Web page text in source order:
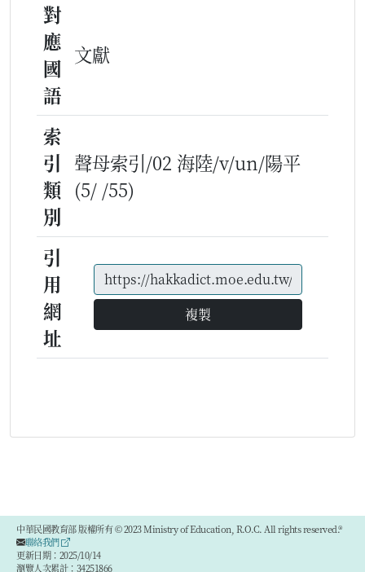
對
應
國
語
文獻
索
引
類
別
聲母索引/02 海陸/v/un/陽平
(5/ /55)
引
用
網
址
複製
中華民國教育部 版權所有 © 2023 Ministry of Education, R.O.C. All rights reserved.®
聯絡我們
更新日期：2025/10/14
瀏覽人次累計：34251866